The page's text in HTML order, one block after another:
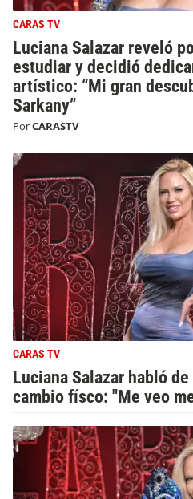
CARAS TV
Luciana Salazar reveló
estudiar y decidió
artístico: “Mi gran
Sarkany”
PorCARASTV
CARAS TV
Luciana Salazar habló
cambio físco: "Me veo